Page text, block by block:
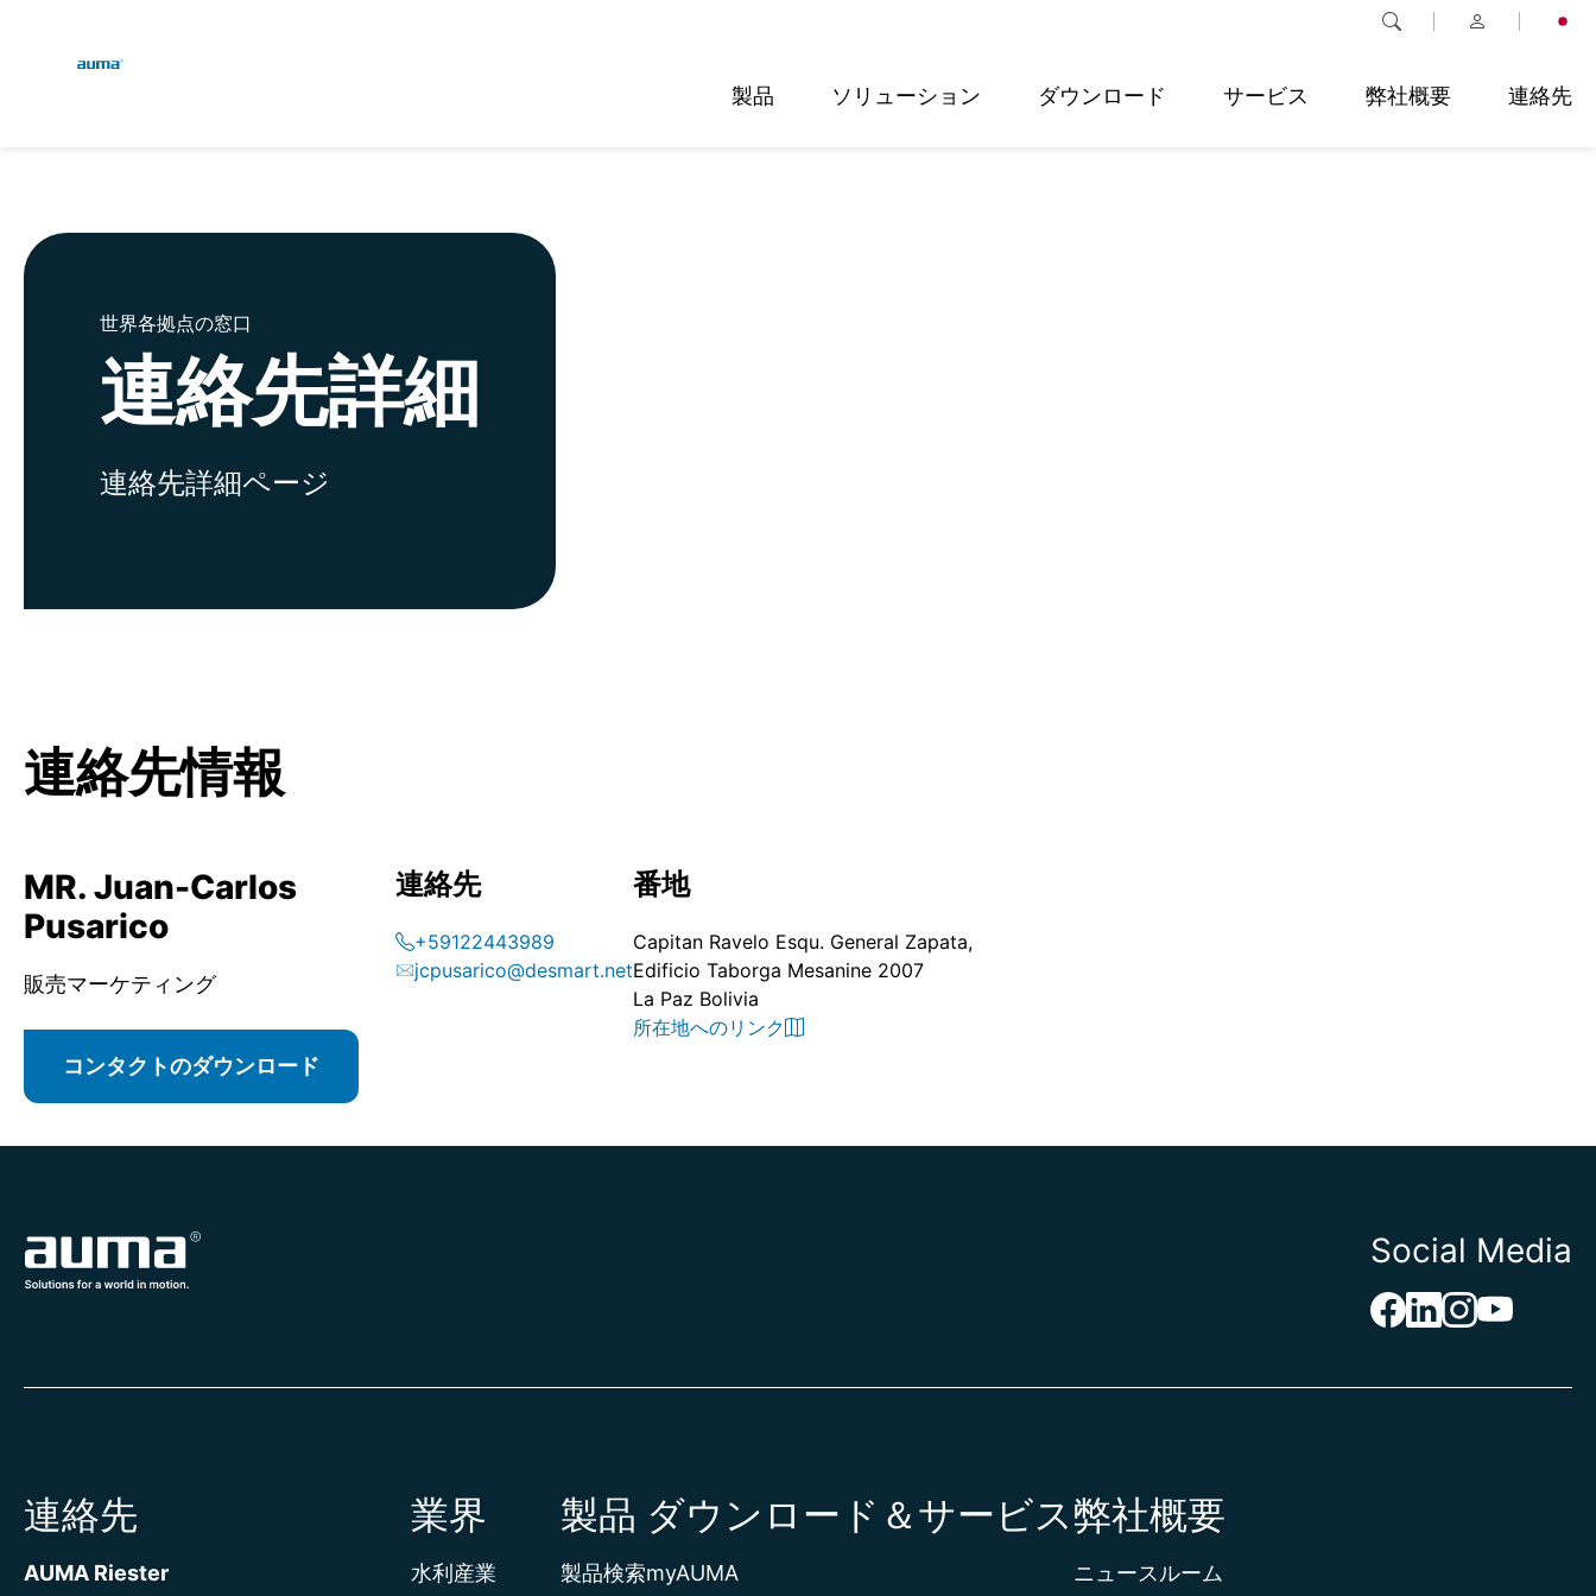
製品 ソリューション ダウンロード サービス 弊社概要 連絡先
ヨーロッパ
アジア・太平洋地域
北米
世界各拠点の窓口
連絡先詳細
連絡先詳細ページ
連絡先情報
MR. Juan-Carlos
Pusarico
販売マーケティング
コンタクトのダウンロード
連絡先
+59122443989
jcpusarico@desmart.net
番地
Capitan Ravelo Esqu. General Zapata,
Edificio Taborga Mesanine 2007
La Paz Bolivia
所在地へのリンク
Social Media
連絡先
AUMA Riester
業界
水利産業
製品
製品検索
ダウンロード＆サービス
myAUMA
弊社概要
ニュースルーム